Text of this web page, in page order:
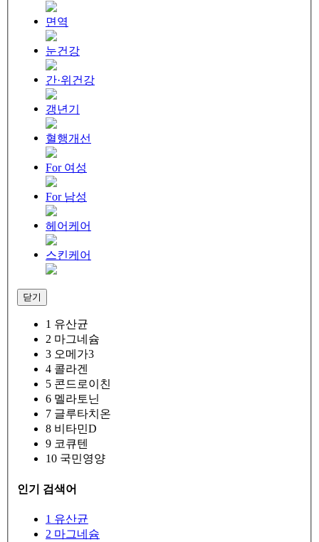
면역
눈건강
간·위건강
갱년기
혈행개선
For 여성
For 남성
헤어케어
스킨케어
닫기
1 유산균
2 마그네슘
3 오메가3
4 콜라겐
5 콘드로이친
6 멜라토닌
7 글루타치온
8 비타민D
9 코큐텐
10 국민영양
인기 검색어
1 유산균
2 마그네슘